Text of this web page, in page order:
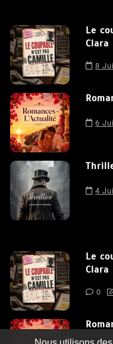
Le
Clara
8
6
4
Le
Clara
0